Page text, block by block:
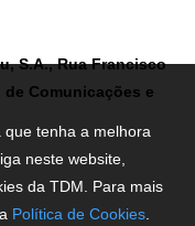
S.A., Rua Francisco
de Comunicações e
tenha a melhora
neste website,
da TDM. Para mais
Política de Cookies